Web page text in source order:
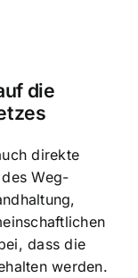
die
direkte
Weg-
dass die
werden.